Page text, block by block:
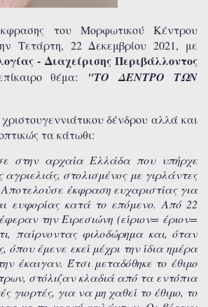
του Μορφωτικού Κέντρου
Τετάρτη, 22 Δεκεμβρίου 2021, με
- Διαχείρισης Περιβάλλοντος
θέμα: "ΤΟ ΔΕΝΤΡΟ ΤΩΝ
δένδρου αλλά και
τα κάτωθι:
στην αρχαία Ελλάδα που υπήρχε
στολισμένος με γιρλάντες
έκφραση ευχαριστίας για
ευφορίας κατά το επόμενο. Από 22
την Ειρεσιώνη (είριον= έριον=
παίρνοντας φιλοδώρημα και, όταν
έμενε εκεί μέχρι την ίδια ημέρα
έκαιγαν. Έτσι μεταδόθηκε το έθιμο
στόλιζαν κλαδιά από τα εντόπια
γιορτές, για να μη χαθεί το έθιμο, το